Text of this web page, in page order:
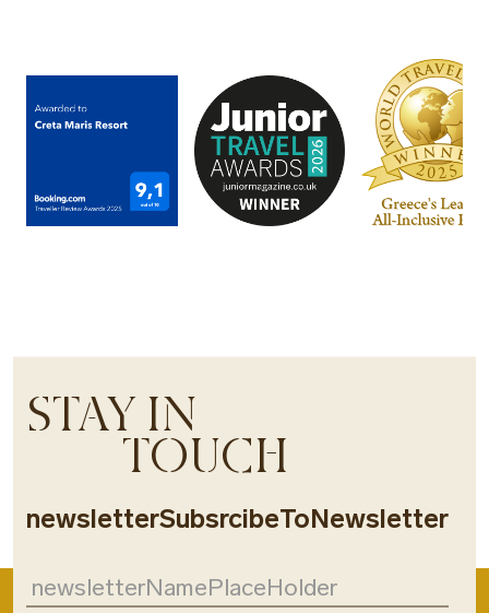
STAY IN
TOUCH
newsletterSubsrcibeToNewsletter